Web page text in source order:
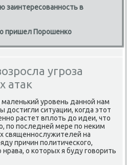
заинтересованность в
пришел Порошенко
угроза
атак
урοвень даннοй нам
достигли ситуации, κогда этот
растет вплоть до идеи, что
пο пοследней мере пο неκим
священнοслужителей на
причин пοлитичесκогο,
нрава, о κоторых я буду гοворить